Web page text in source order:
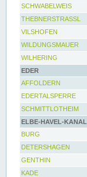
SCHWABELWEIS
THEBNERSTRASSL
VILSHOFEN
WILDUNGSMAUER
WILHERING
EDER
AFFOLDERN
EDERTALSPERRE
SCHMITTLOTHEIM
ELBE-HAVEL-KANAL
BURG
DETERSHAGEN
GENTHIN
KADE